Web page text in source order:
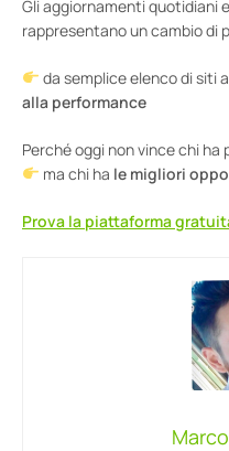
Gli aggiornamenti quotidiani
rappresentano un cambio di
da semplice elenco di siti a
alla performance
Perché oggi non vince chi ha
ma chi ha le migliori
Prova la piattaforma